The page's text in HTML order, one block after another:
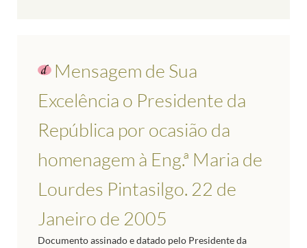
Mensagem de Sua
Excelência o Presidente da
República por ocasião da
homenagem à Eng.ª Maria de
Lourdes Pintasilgo. 22 de
Janeiro de 2005
Documento assinado e datado pelo Presidente da